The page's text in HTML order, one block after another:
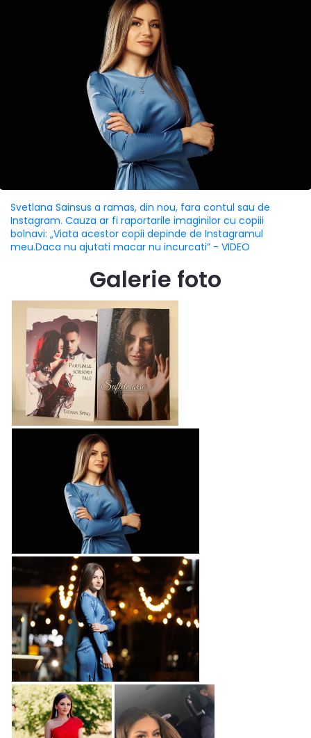
Svetlana Sainsus a ramas, din nou, fara contul sau de
Instagram. Cauza ar fi raportarile imaginilor cu copiii
bolnavi: „Viata acestor copii depinde de Instagramul
meu.Daca nu ajutati macar nu incurcati” - VIDEO
Galerie foto